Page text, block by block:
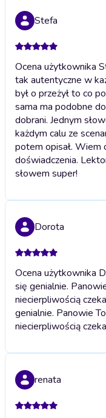
Stefa
Ocena użytkownika
tak autentyczne w
był o przeżył to co
sama ma podobne
dobrani. Jednym
każdym calu ze
potem opisał. Wiem
doświadczenia.
słowem super!
Dorota
Ocena użytkownika
się genialnie.
niecierpliwością
genialnie. Panowie
niecierpliwością
renata